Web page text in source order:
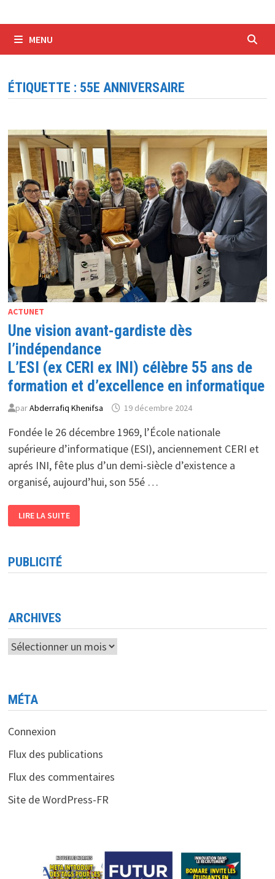
MENU
ÉTIQUETTE : 55E ANNIVERSAIRE
ACTUNET
Une vision avant-gardiste dès
l’indépendance
L’ESI (ex CERI ex INI) célèbre 55 ans de
formation et d’excellence en informatique
parAbderrafiq Khenifsa 19 décembre 2024
Fondée le 26 décembre 1969, l’École nationale
supérieure d’informatique (ESI), anciennement CERI et
aprés INI, fête plus d’un demi-siècle d’existence a
organisé, aujourd’hui, son 55é …
VISION
AVANT-
L’INDÉPENDANCE
L’ESI
(EX
55
ANS
DE
FORMATION
ET
D’EXCELLENCE
LIRE LA SUITE
PUBLICITÉ
ARCHIVES
Archives
MÉTA
Connexion
Flux des publications
Flux des commentaires
Site de WordPress-FR